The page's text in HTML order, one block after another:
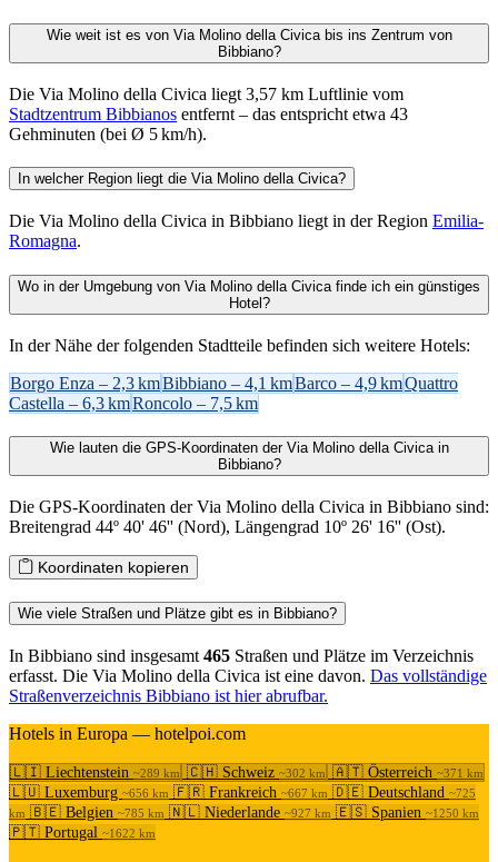
Wie weit ist es von Via Molino della Civica bis ins Zentrum von
Bibbiano?
Die Via Molino della Civica liegt 3,57 km Luftlinie vom
Stadtzentrum Bibbianos entfernt – das entspricht etwa 43
Gehminuten (bei Ø 5 km/h).
In welcher Region liegt die Via Molino della Civica?
Die Via Molino della Civica in Bibbiano liegt in der Region Emilia-
Romagna.
Wo in der Umgebung von Via Molino della Civica finde ich ein günstiges
Hotel?
In der Nähe der folgenden Stadtteile befinden sich weitere Hotels:
Borgo Enza – 2,3 kmBibbiano – 4,1 kmBarco – 4,9 kmQuattro
Castella – 6,3 kmRoncolo – 7,5 km
Wie lauten die GPS-Koordinaten der Via Molino della Civica in
Bibbiano?
Die GPS-Koordinaten der Via Molino della Civica in Bibbiano sind:
Breitengrad 44º 40' 46'' (Nord), Längengrad 10º 26' 16'' (Ost).
Koordinaten kopieren
Wie viele Straßen und Plätze gibt es in Bibbiano?
In Bibbiano sind insgesamt 465 Straßen und Plätze im Verzeichnis
erfasst. Die Via Molino della Civica ist eine davon. Das vollständige
Straßenverzeichnis Bibbiano ist hier abrufbar.
Hotels in Europa — hotelpoi.com
🇱🇮 Liechtenstein ~289 km 🇨🇭 Schweiz ~302 km 🇦🇹 Österreich ~371 km
🇱🇺 Luxemburg ~656 km 🇫🇷 Frankreich ~667 km 🇩🇪 Deutschland ~725
km 🇧🇪 Belgien ~785 km 🇳🇱 Niederlande ~927 km 🇪🇸 Spanien ~1250 km
🇵🇹 Portugal ~1622 km